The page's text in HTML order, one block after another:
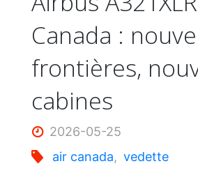
seulement
de
Canada :
frontières,
cabines
2026-05-25
air canada, vedette